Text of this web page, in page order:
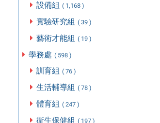
設備組 ( 1,168 )
實驗研究組 ( 39 )
藝術才能組 ( 19 )
學務處 ( 598 )
訓育組 ( 76 )
生活輔導組 ( 78 )
體育組 ( 247 )
衛生保健組 ( 197 )